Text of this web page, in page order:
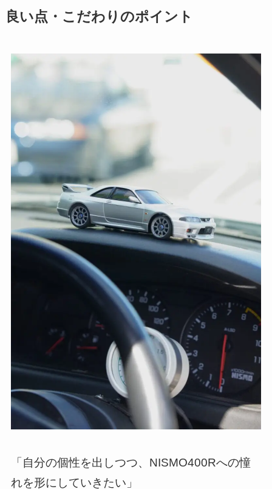
良い点・こだわりのポイント
「自分の個性を出しつつ、NISMO400Rへの憧
れを形にしていきたい」